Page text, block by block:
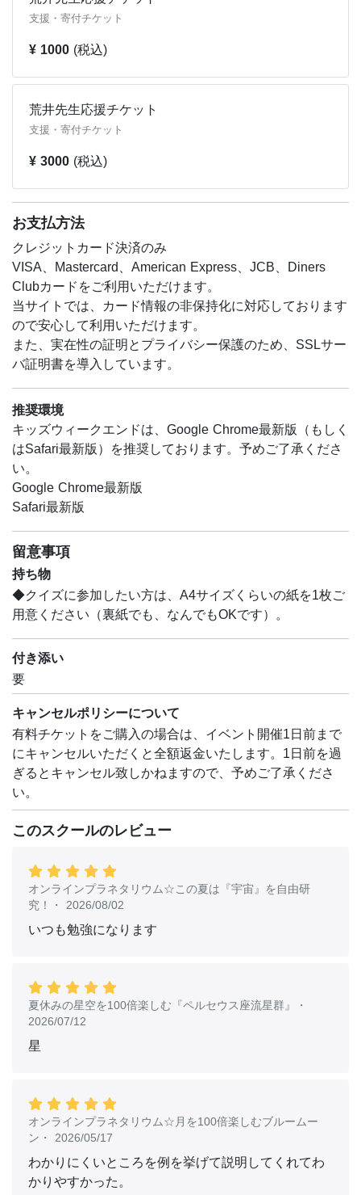
支援・寄付チケット
¥ 1000 (税込)
荒井先生応援チケット
支援・寄付チケット
¥ 3000 (税込)
お支払方法
クレジットカード決済のみ
VISA、Mastercard、American Express、JCB、Diners
Clubカードをご利用いただけます。
当サイトでは、カード情報の非保持化に対応しております
ので安心して利用いただけます。
また、実在性の証明とプライバシー保護のため、SSLサー
バ証明書を導入しています。
推奨環境
キッズウィークエンドは、Google Chrome最新版（もしく
はSafari最新版）を推奨しております。予めご了承くださ
い。
Google Chrome最新版
Safari最新版
留意事項
持ち物
◆クイズに参加したい方は、A4サイズくらいの紙を1枚ご
用意ください（裏紙でも、なんでもOKです）。
付き添い
要
キャンセルポリシーについて
有料チケットをご購入の場合は、イベント開催1日前まで
にキャンセルいただくと全額返金いたします。1日前を過
ぎるとキャンセル致しかねますので、予めご了承くださ
い。
このスクールのレビュー
オンラインプラネタリウム☆この夏は『宇宙』を自由研
究！ ・ 2026/08/02
いつも勉強になります
夏休みの星空を100倍楽しむ『ペルセウス座流星群』
・
2026/07/12
星
オンラインプラネタリウム☆月を100倍楽しむブルームー
ン ・ 2026/05/17
わかりにくいところを例を挙げて説明してくれてわ
かりやすかった。